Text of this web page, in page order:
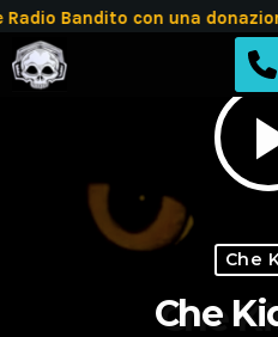
Bandito con una
Che
Che